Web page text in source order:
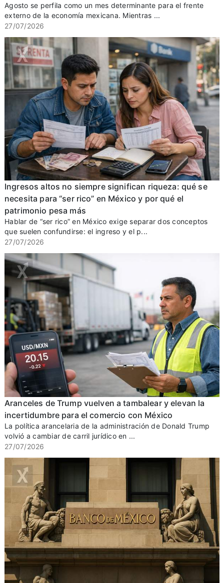
Agosto se perfila como un mes determinante para el frente
externo de la economía mexicana. Mientras ...
27/07/2026
Ingresos altos no siempre significan riqueza: qué se
necesita para “ser rico” en México y por qué el
patrimonio pesa más
Hablar de “ser rico” en México exige separar dos conceptos
que suelen confundirse: el ingreso y el p...
27/07/2026
Aranceles de Trump vuelven a tambalear y elevan la
incertidumbre para el comercio con México
La política arancelaria de la administración de Donald Trump
volvió a cambiar de carril jurídico en ...
27/07/2026